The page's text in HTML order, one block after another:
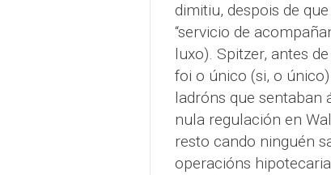
dimitiu, despois de
“servicio de
luxo). Spitzer, antes
foi o único (si, o
ladróns que sentaban
nula regulación en
resto cando ninguén
operacións